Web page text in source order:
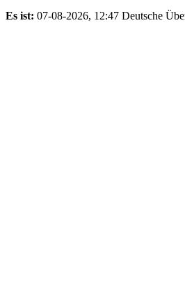
Es ist: 07-08-2026, 12:47 Deutsche